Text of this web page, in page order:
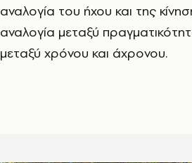
αναλογία του ήχου και της
αναλογία μεταξύ
μεταξύ χρόνου και άχρονου.